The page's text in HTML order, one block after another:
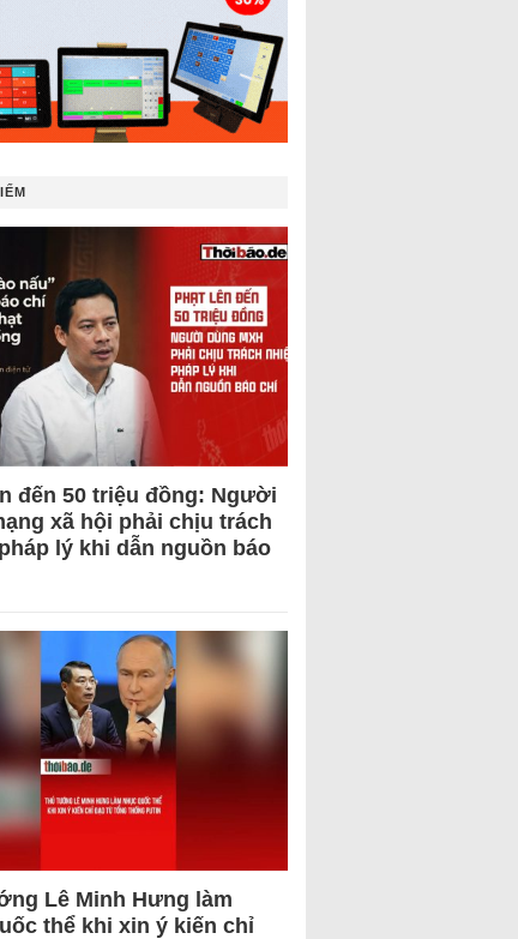
đến 50 triệu đồng: Người
xã hội phải chịu trách
lý khi dẫn nguồn báo
Lê Minh Hưng làm
thể khi xin ý kiến chỉ